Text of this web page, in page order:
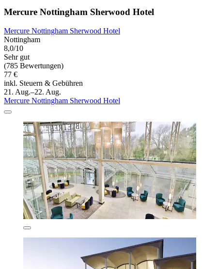
Mercure Nottingham Sherwood Hotel
Mercure Nottingham Sherwood Hotel
Nottingham
8,0/10
Sehr gut
(785 Bewertungen)
77 €
inkl. Steuern & Gebühren
21. Aug.–22. Aug.
Mercure Nottingham Sherwood Hotel